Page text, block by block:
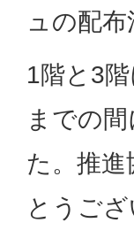
ュの配布
1階と3
までの
た。推
とうござ